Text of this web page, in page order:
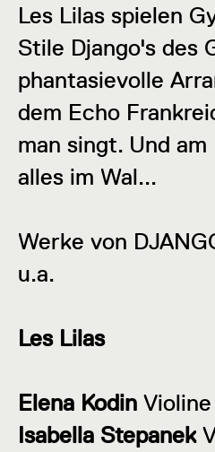
Les Lilas spielen
Stile Django's des
phantasievolle
dem Echo
man singt. Und
alles im Wal...
Werke von
u.a.
Les Lilas
Elena Kodin Violine
Isabella Stepanek